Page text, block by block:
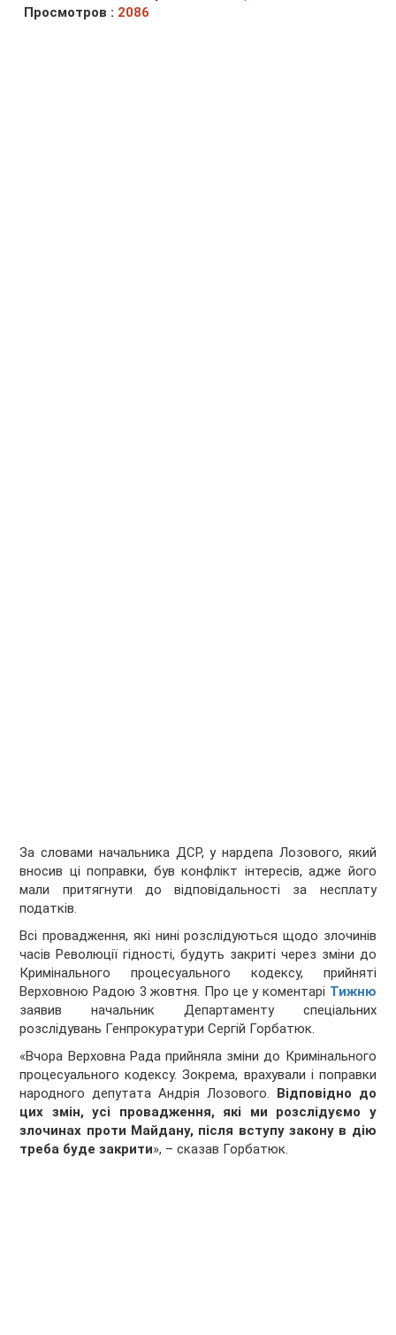
Просмотров : 2086
За словами начальника ДСР, у нардепа Лозового, який
вносив ці поправки, був конфлікт інтересів, адже його
мали притягнути до відповідальності за несплату
податків.
Всі провадження, які нині розслідуються щодо злочинів
часів Революції гідності, будуть закриті через зміни до
Кримінального процесуального кодексу, прийняті
Верховною Радою 3 жовтня. Про це у коментарі Тижню
заявив начальник Департаменту спеціальних
розслідувань Генпрокуратури Сергій Горбатюк.
«Вчора Верховна Рада прийняла зміни до Кримінального
процесуального кодексу. Зокрема, врахували і поправки
народного депутата Андрія Лозового. Відповідно до
цих змін, усі провадження, які ми розслідуємо у
злочинах проти Майдану, після вступу закону в дію
треба буде закрити», – сказав Горбатюк.